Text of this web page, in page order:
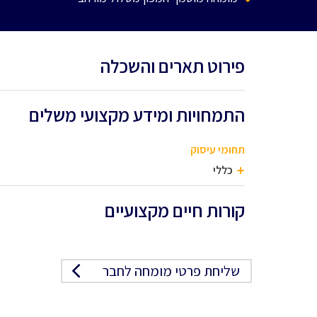
פירוט תארים והשכלה
התמחויות ומידע מקצועי משלים
תחומי עיסוק
כללי
קורות חיים מקצועיים
שליחת פרטי מומחה לחבר